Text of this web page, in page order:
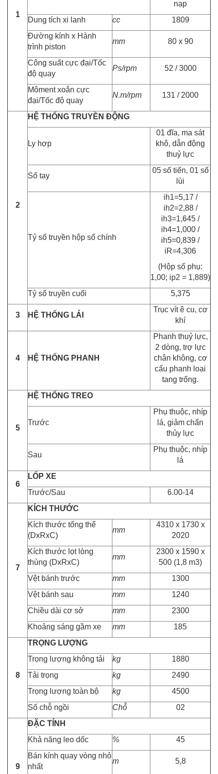
1
nạp
Dung tích xi lanh
cc
1809
Đường kính x Hành
trình piston
mm 80 x 90
Công suất cực đại/Tốc
độ quay
Ps/rpm 52 / 3000
Môment xoắn cực
đại/Tốc độ quay
N.m/rpm 131 / 2000
2
HỆ THỐNG TRUYỀN ĐỘNG
Ly hợp
01 đĩa, ma sát
khô, dẫn động
thuỷ lực
Số tay
05 số tiến, 01 số
lùi
Tỷ số truyền hộp số chính
ih1=5,17 /
ih2=2,88 /
ih3=1,645 /
ih4=1,000 /
ih5=0,839 /
iR=4,306
(Hộp số phụ:
1,00; ip2 = 1,889)
Tỷ số truyền cuối
5,375
3 HỆ THỐNG LÁI
Trục vít ê cu, cơ
khí
4 HỆ THỐNG PHANH
Phanh thuỷ lực,
2 dòng, trợ lực
chân không, cơ
cấu phanh loại
tang trống.
5
HỆ THỐNG TREO
Trước
Phụ thuộc, nhíp
lá, giảm chấn
thủy lực
Sau
Phụ thuộc, nhíp
lá
6
LỐP XE
Trước/Sau
6.00-14
7
KÍCH THƯỚC
Kích thước tổng thể
(DxRxC)
mm
4310 x 1730 x
2020
Kích thước lọt lòng
thùng (DxRxC)
mm
2300 x 1590 x
500 (1,8 m3)
Vệt bánh trước
mm
1300
Vệt bánh sau
mm
1240
Chiều dài cơ sở
mm
2300
Khoảng sáng gầm xe
mm 185
8
TRỌNG LƯỢNG
Trọng lượng không tải
kg
1880
Tải trọng
kg
2490
Trọng lượng toàn bộ
kg
4500
Số chỗ ngồi
Chỗ 02
9
ĐẶC TÍNH
Khả năng leo dốc
%
45
Bán kính quay vòng nhỏ
nhất
m 5,8